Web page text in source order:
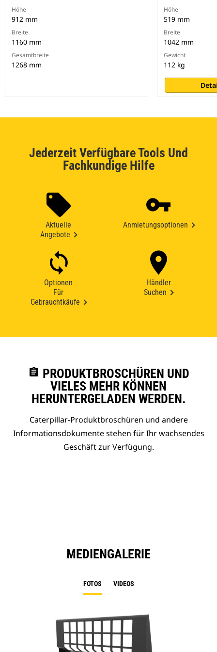
Höhe
912 mm
Breite
1160 mm
Gesamtbreite
1268 mm
Höhe
519 mm
Breite
1042 mm
Gewicht
112 kg
Jederzeit Verfügbare Tools Und
Fachkundige Hilfe
Aktuelle
Angebote
Anmietungsoptionen
Optionen
Für
Gebrauchtkäufe
Händler
Suchen
assignment PRODUKTBROSCHÜREN UND
VIELES MEHR KÖNNEN
HERUNTERGELADEN WERDEN.
Caterpillar-Produktbroschüren und andere
Informationsdokumente stehen für Ihr wachsendes
Geschäft zur Verfügung.
MEDIENGALERIE
FOTOS VIDEOS